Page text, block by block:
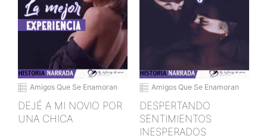
Amigos Que Se Enamoran
DEJÉ A MI NOVIO POR
UNA CHICA
Amigos Que Se Enamoran
DESPERTANDO
SENTIMIENTOS
INESPERADOS